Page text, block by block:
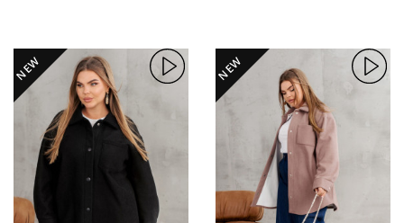
NEW NEW